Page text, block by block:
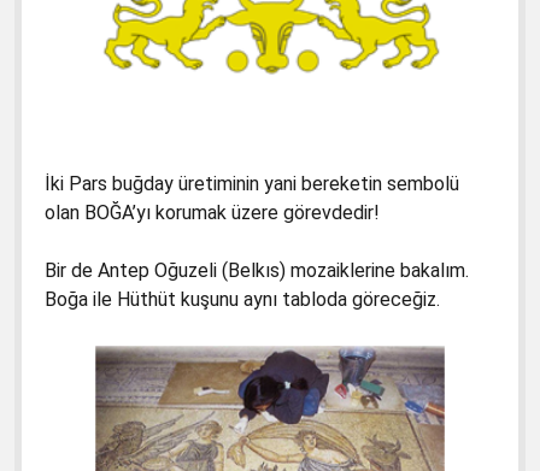
İki Pars buğday üretiminin yani bereketin sembolü
olan BOĞA’yı korumak üzere görevdedir!
Bir de Antep Oğuzeli (Belkıs) mozaiklerine bakalım.
Boğa ile Hüthüt kuşunu aynı tabloda göreceğiz.